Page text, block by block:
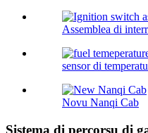
Assemblea di
sensor di
Novu Nanqi Cab
Sistema di percorsu di